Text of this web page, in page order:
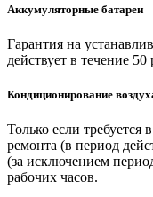
Аккумуляторные батареи
Гарантия на
действует в течение 50
Кондиционирование
Только если требуется
ремонта (в период
(за исключением
рабочих часов.